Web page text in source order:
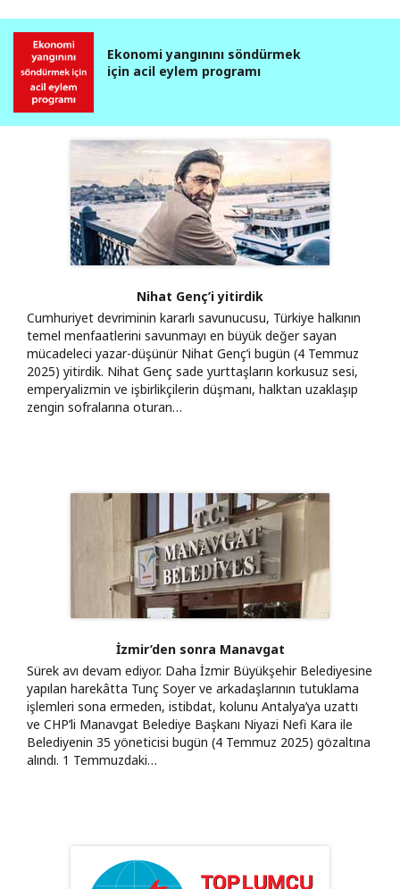
Ekonomi yangınını söndürmek
için acil eylem programı
Nihat Genç’i yitirdik
Cumhuriyet devriminin kararlı savunucusu, Türkiye halkının
temel menfaatlerini savunmayı en büyük değer sayan
mücadeleci yazar-düşünür Nihat Genç’i bugün (4 Temmuz
2025) yitirdik. Nihat Genç sade yurttaşların korkusuz sesi,
emperyalizmin ve işbirlikçilerin düşmanı, halktan uzaklaşıp
zengin sofralarına oturan…
İzmir’den sonra Manavgat
Sürek avı devam ediyor. Daha İzmir Büyükşehir Belediyesine
yapılan harekâtta Tunç Soyer ve arkadaşlarının tutuklama
işlemleri sona ermeden, istibdat, kolunu Antalya’ya uzattı
ve CHP’li Manavgat Belediye Başkanı Niyazi Nefi Kara ile
Belediyenin 35 yöneticisi bugün (4 Temmuz 2025) gözaltına
alındı. 1 Temmuzdaki…